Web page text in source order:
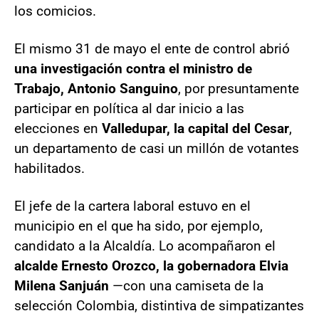
los comicios.
El mismo 31 de mayo el ente de control abrió
una investigación contra el ministro de
Trabajo, Antonio Sanguino, por presuntamente
participar en política al dar inicio a las
elecciones en Valledupar, la capital del Cesar,
un departamento de casi un millón de votantes
habilitados.
El jefe de la cartera laboral estuvo en el
municipio en el que ha sido, por ejemplo,
candidato a la Alcaldía. Lo acompañaron el
alcalde Ernesto Orozco, la gobernadora Elvia
Milena Sanjuán —con una camiseta de la
selección Colombia, distintiva de simpatizantes